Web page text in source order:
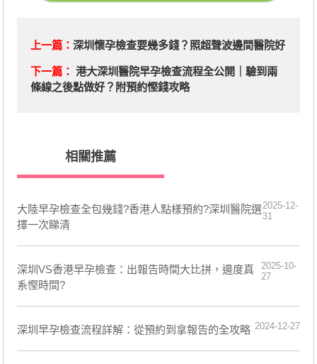
上一篇： 深圳懷孕檢查要幾多錢？照超聲波邊間醫院好
下一篇： 港大深圳醫院早孕檢查流程全公開｜驗到兩
條線之後點做好？附預約慳錢攻略
相關推薦
大陸早孕檢查全包幾錢?香港人點樣預約?深圳醫院選
擇一次睇清
2025-12-
31
深圳VS香港早孕檢查：出報告時間大比拼，邊度真
系慳時間?
2025-10-
27
深圳早孕檢查流程詳解：從預約到拿報告的全攻略 2024-12-27